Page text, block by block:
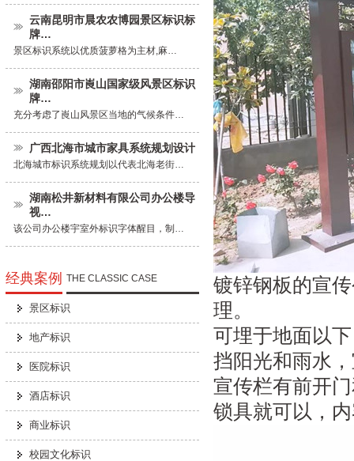
云南昆明市晨农农博园景区标识标
牌…
景区标识系统以优质菠萝格为主材,麻…
湖南邵阳市崀山国家级风景区标识
牌…
充分考虑了崀山风景区当地的气候条件…
广西北海市城市家具系统规划设计
北海城市标识系统规划以代表北海老街…
湖南松井新材料有限公司办公楼导
视…
该公司办公楼宇室外标识字体醒目，制…
经典案例 THE CLASSIC CASE
景区标识
地产标识
医院标识
酒店标识
商业标识
校园文化标识
镀锌钢板的宣
理。
可埋于地面以
挡阳光和雨水
宣传栏有前开
锁具就可以，